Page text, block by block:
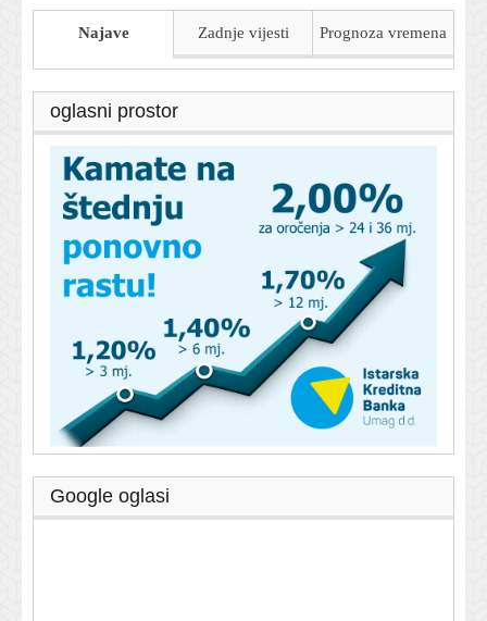
Najave Zadnje vijesti Prognoza vremena
oglasni prostor
Google oglasi